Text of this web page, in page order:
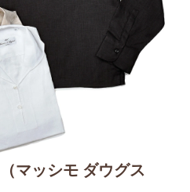
マッシモ ダウグス